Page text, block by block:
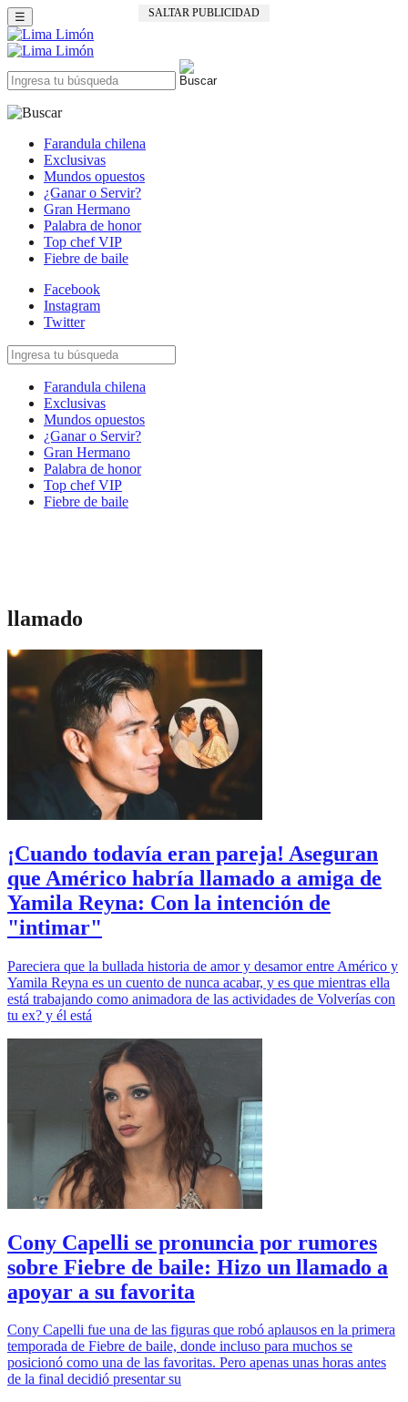
SALTAR PUBLICIDAD
☰
Farandula chilena
Exclusivas
Mundos opuestos
¿Ganar o Servir?
Gran Hermano
Palabra de honor
Top chef VIP
Fiebre de baile
Facebook
Instagram
Twitter
Farandula chilena
Exclusivas
Mundos opuestos
¿Ganar o Servir?
Gran Hermano
Palabra de honor
Top chef VIP
Fiebre de baile
llamado
¡Cuando todavía eran pareja! Aseguran
que Américo habría llamado a amiga de
Yamila Reyna: Con la intención de
"intimar"
Pareciera que la bullada historia de amor y desamor entre Américo y
Yamila Reyna es un cuento de nunca acabar, y es que mientras ella
está trabajando como animadora de las actividades de Volverías con
tu ex? y él está
Cony Capelli se pronuncia por rumores
sobre Fiebre de baile: Hizo un llamado a
apoyar a su favorita
Cony Capelli fue una de las figuras que robó aplausos en la primera
temporada de Fiebre de baile, donde incluso para muchos se
posicionó como una de las favoritas. Pero apenas unas horas antes
de la final decidió presentar su